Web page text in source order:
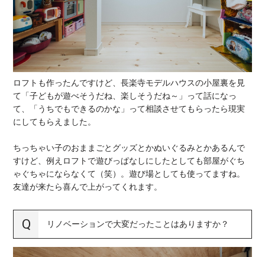
ロフトも作ったんですけど、長楽寺モデルハウスの小屋裏を見
て「子どもが遊べそうだね、楽しそうだね～」って話になっ
て、「うちでもできるのかな」って相談させてもらったら現実
にしてもらえました。
ちっちゃい子のおままごとグッズとかぬいぐるみとかあるんで
すけど、例えロフトで遊びっぱなしにしたとしても部屋がぐち
ゃぐちゃにならなくて（笑）。遊び場としても使ってますね。
友達が来たら喜んで上がってくれます。
リノベーションで大変だったことはありますか？